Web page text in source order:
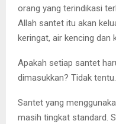
orang yang terindikasi
Allah santet itu akan
keringat, air kencing dan
Apakah setiap santet
dimasukkan? Tidak tentu.
Santet yang
masih tingkat standard.